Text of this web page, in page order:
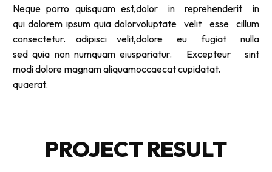
Neque porro quisquam est,
qui dolorem ipsum quia dolor
consectetur. adipisci velit,
sed quia non numquam eius
modi dolore magnam aliquam
quaerat.
dolor in reprehenderit in
voluptate velit esse cillum
dolore eu fugiat nulla
pariatur. Excepteur sint
occaecat cupidatat.
PROJECT RESULT